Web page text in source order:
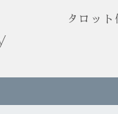
タロッ